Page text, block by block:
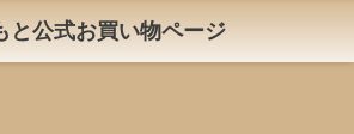
と公式お買い物ページ